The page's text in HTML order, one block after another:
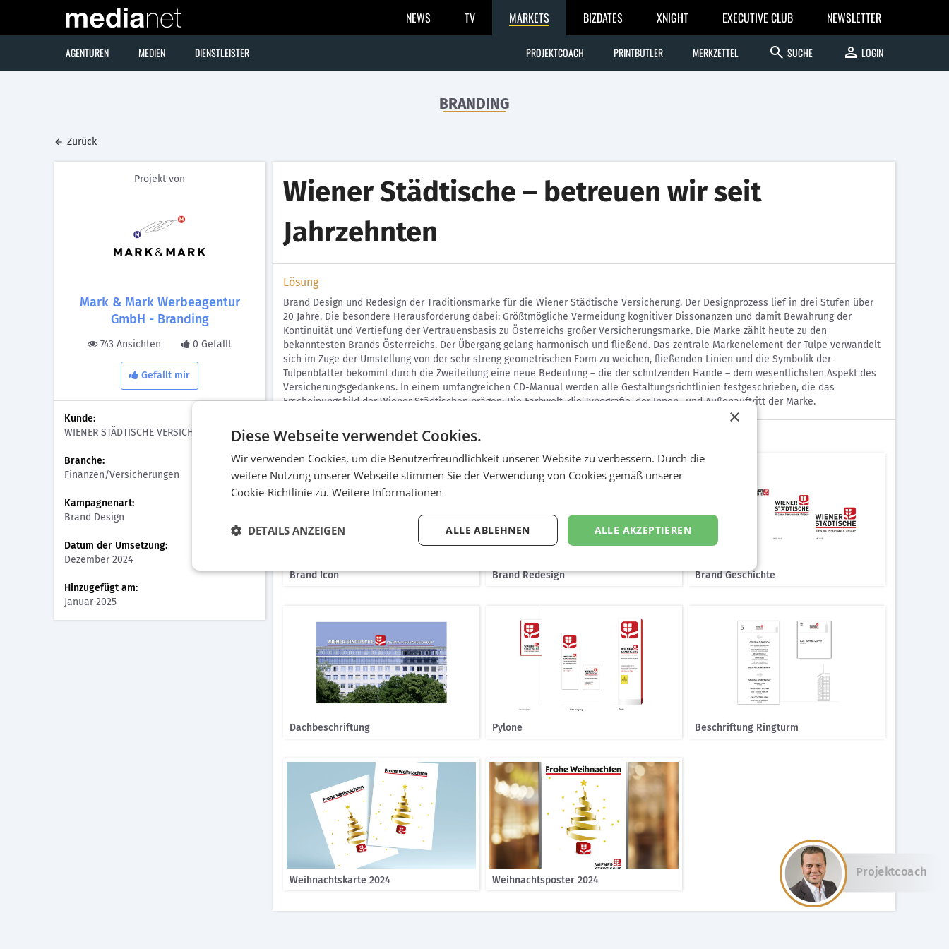
NEWS TV MARKETS BIZDATES XNIGHT EXECUTIVE CLUB NEWSLETTER
AGENTUREN MEDIEN DIENSTLEISTER PROJEKTCOACH PRINTBUTLER MERKZETTEL search SUCHE person LOGIN
BRANDING
Zurück
Projekt von
Mark & Mark Werbeagentur
GmbH - Branding
743 Ansichten 0 Gefällt
Gefällt mir
Kunde:
WIENER STÄDTISCHE VERSICHERUNG AG
Branche:
Finanzen/Versicherungen
Kampagnenart:
Brand Design
Datum der Umsetzung:
Dezember 2024
Hinzugefügt am:
Januar 2025
Wiener Städtische – betreuen wir seit
Jahrzehnten
Lösung
Brand Design und Redesign der Traditionsmarke für die Wiener Städtische Versicherung. Der Designprozess lief in drei Stufen über
20 Jahre. Die besondere Herausforderung dabei: Größtmögliche Vermeidung kognitiver Dissonanzen und damit Bewahrung der
Kontinuität und Vertiefung der Vertrauensbasis zu Österreichs großer Versicherungsmarke. Die Marke zählt heute zu den
bekanntesten Brands Österreichs. Der Übergang gelang harmonisch und fließend. Das zentrale Markenelement der Tulpe verwandelt
sich im Zuge der Umstellung von der sehr streng geometrischen Form zu weichen, fließenden Linien und die Symbolik der
Tulpenblätter bekommt durch die Zweiteilung eine neue Bedeutung – die der schützenden Hände – dem wesentlichsten Aspekt des
Versicherungsgedankens. In einem umfangreichen CD-Manual werden alle Gestaltungsrichtlinien festgeschrieben, die das
Erscheinungsbild der Wiener Städtischen prägen: Die Farbwelt, die Typografie, der Innen- und Außenauftritt der Marke.
Bilder
Brand Icon Brand Redesign Brand Geschichte
Dachbeschriftung Pylone Beschriftung Ringturm
Weihnachtskarte 2024 Weihnachtsposter 2024
×
Diese Webseite verwendet Cookies.
Wir verwenden Cookies, um die Benutzerfreundlichkeit unserer Website zu verbessern. Durch die
weitere Nutzung unserer Webseite stimmen Sie der Verwendung von Cookies gemäß unserer
Cookie-Richtlinie zu. Weitere Informationen
ALLE AKZEPTIEREN
ALLE ABLEHNEN
DETAILS ANZEIGEN
Projektcoach